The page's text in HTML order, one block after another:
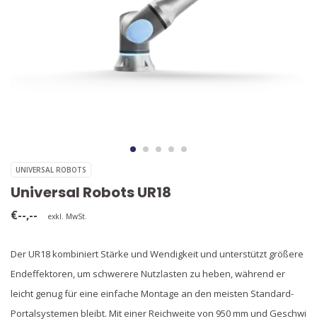
UNIVERSAL ROBOTS
Universal Robots UR18
€--,-- exkl. MwSt.
Der UR18 kombiniert Stärke und Wendigkeit und unterstützt größere
Endeffektoren, um schwerere Nutzlasten zu heben, während er
leicht genug für eine einfache Montage an den meisten Standard-
Portalsystemen bleibt. Mit einer Reichweite von 950 mm und Geschwi